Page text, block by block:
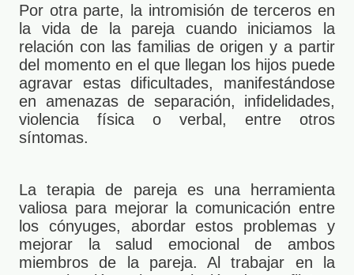
Por otra parte, la intromisión de terceros en
la vida de la pareja cuando iniciamos la
relación con las familias de origen y a partir
del momento en el que llegan los hijos puede
agravar estas dificultades, manifestándose
en amenazas de separación, infidelidades,
violencia física o verbal, entre otros
síntomas.
La terapia de pareja es una herramienta
valiosa para mejorar la comunicación entre
los cónyuges, abordar estos problemas y
mejorar la salud emocional de ambos
miembros de la pareja. Al trabajar en la